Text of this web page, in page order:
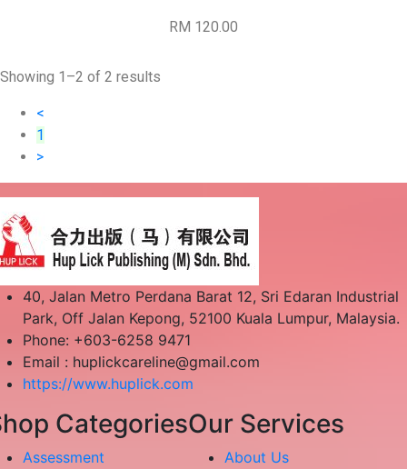
RM 120.00
Showing 1–2 of 2 results
<
1
>
40, Jalan Metro Perdana Barat 12, Sri Edaran Industrial
Park, Off Jalan Kepong, 52100 Kuala Lumpur, Malaysia.
Phone: +603-6258 9471
Email : huplickcareline@gmail.com
https://www.huplick.com
Categories
Assessment
Our Services
About Us